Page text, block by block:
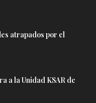
atrapados por el
a la Unidad KSAR de